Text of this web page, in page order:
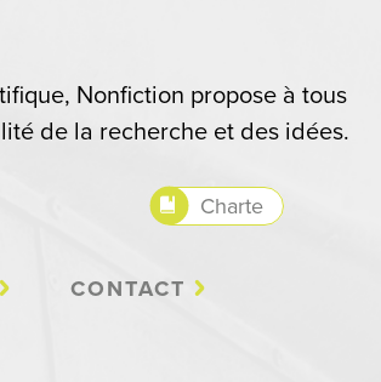
Nonfiction propose à tous
de la recherche et des idées.
Charte
CONTACT